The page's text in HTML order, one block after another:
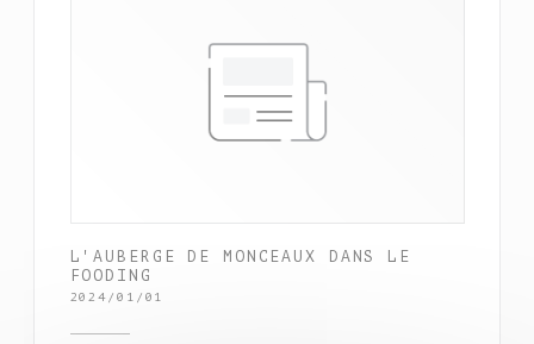
L'AUBERGE DE MONCEAUX DANS LE
FOODING
2024/01/01